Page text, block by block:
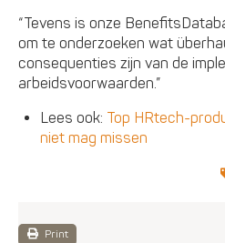
“Tevens is onze
om te onderzoeken wat
consequenties zijn van de
arbeidsvoorwaarden.”
Lees ook: Top HRtech-
niet mag missen
Print